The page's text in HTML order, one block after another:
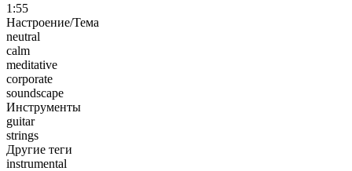
1:55
Настроение/Тема
neutral
calm
meditative
corporate
soundscape
Инструменты
guitar
strings
Другие теги
instrumental